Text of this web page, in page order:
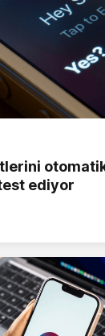
ediyor